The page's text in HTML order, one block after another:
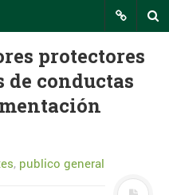
protectores
conductas
, publico general